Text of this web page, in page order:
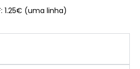
1.25€ (uma linha)